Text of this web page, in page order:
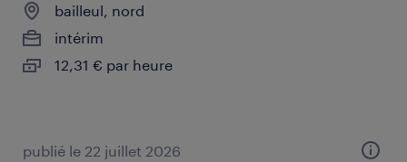
bailleul, nord
intérim
12,31 € par heure
publié le 22 juillet 2026